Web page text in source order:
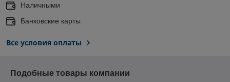
Наличными
Банковские карты
Все условия оплаты
Подобные товары компании